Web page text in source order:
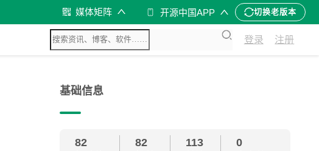
媒体矩阵 开源中国APP 切换老版本
登录 注册
基础信息
82 82 113 0